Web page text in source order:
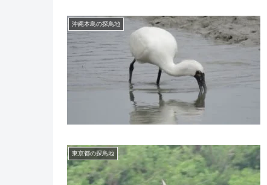
沖縄本島の探鳥地
東京都の探鳥地